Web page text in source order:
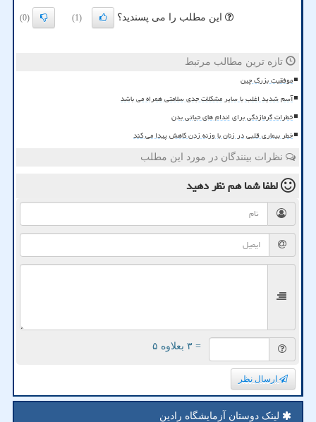
این مطلب را می پسندید؟ (1)
(0)
تازه ترین مطالب مرتبط
موفقیت بزرگ چین
آسم شدید اغلب با سایر مشکلات جدی سلامتی همراه می باشد
خطرات گرمازدگی برای اندام های حیاتی بدن
خطر بیماری قلبی در زنان با وزنه زدن کاهش پیدا می کند
نظرات بینندگان در مورد این مطلب
لطفا شما همنظر دهید
= ۳ بعلاوه ۵
ارسال نظر
لینک دوستان آزمایشگاه رادین